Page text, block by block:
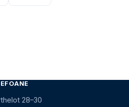
următoareUltima pagină
28–30